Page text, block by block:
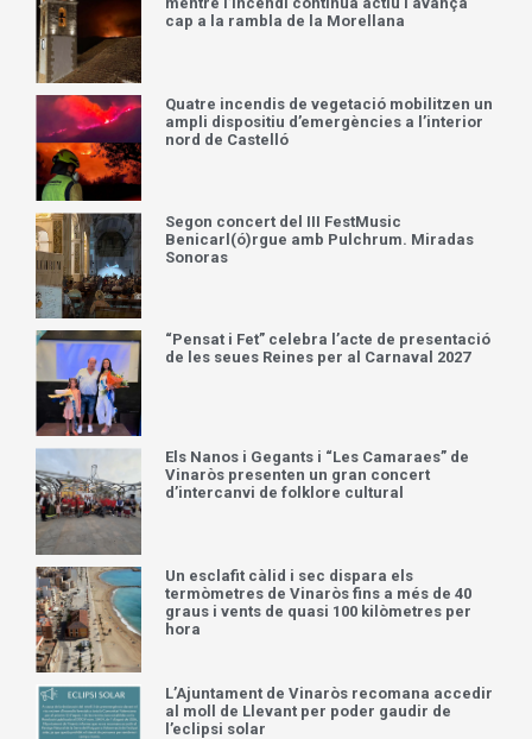
cap a la rambla de la Morellana
Quatre incendis de vegetació mobilitzen un
ampli dispositiu d’emergències a l’interior
nord de Castelló
Segon concert del III FestMusic
Benicarl(ó)rgue amb Pulchrum. Miradas
Sonoras
“Pensat i Fet” celebra l’acte de presentació
de les seues Reines per al Carnaval 2027
Els Nanos i Gegants i “Les Camaraes” de
Vinaròs presenten un gran concert
d’intercanvi de folklore cultural
Un esclafit càlid i sec dispara els
termòmetres de Vinaròs fins a més de 40
graus i vents de quasi 100 kilòmetres per
hora
L’Ajuntament de Vinaròs recomana accedir
al moll de Llevant per poder gaudir de
l’eclipsi solar